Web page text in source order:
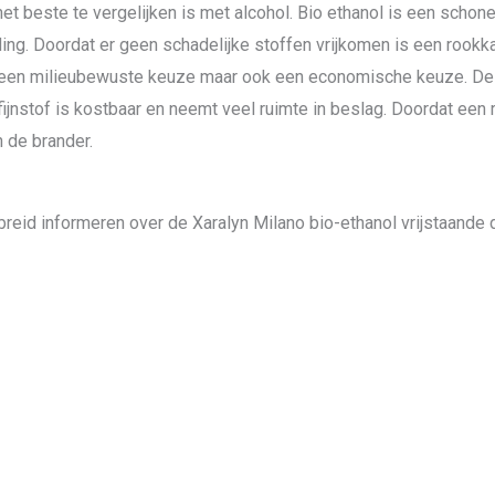
beste te vergelijken is met alcohol. Bio ethanol is een
Doordat er geen schadelijke stoffen vrijkomen is een
milieubewuste keuze maar ook een economische keuze.
is kostbaar en neemt veel ruimte in beslag. Doordat een
brander.
informeren over de Xaralyn Milano bio-ethanol vrijstaande